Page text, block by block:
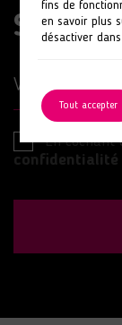
Suivez
Votre e-mail
En cochant
confidentialité
fins de
en savoir plus
désactiver
Tout accepter